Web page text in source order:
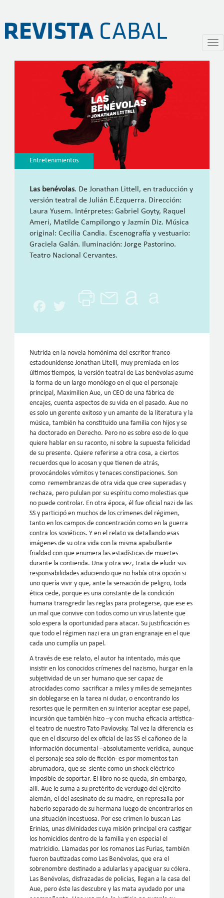
Pasar
contenido
Las benévolas
Entretenimientos
Las benévolas. De Jonathan Littell, en traducción y
versión teatral de Julián E.Ezquerra. Dirección:
Laura Yusem. Intérpretes: Gabriel Goyty, Raquel
Ameri, Matilde Campilongo y Jazmín Diz. Música
original: Cecilia Candia. Escenografía y vestuario:
Graciela Galán. Iluminación: Jorge Pastorino.
Teatro Nacional Cervantes.
Facebook
Twitter
Nutrida en la novela homónima del escritor franco-
estadounidense Jonathan Litelll, muy premiada en los
últimos tiempos, la versión teatral de Las benévolas asume
la forma de un largo monólogo en el que el personaje
principal, Maximilien Aue, un CEO de una fábrica de
encajes, cuenta aspectos de su vida en el pasado. Aue no
es solo un gerente exitoso y un amante de la literatura y la
música, también ha constituido una familia con hijos y se
ha doctorado en Derecho. Pero no es sobre eso de lo que
quiere hablar en su raconto, ni sobre la supuesta felicidad
de su presente. Quiere referirse a otra cosa, a ciertos
recuerdos que lo acosan y que tienen de atrás,
provocándoles vómitos y tenaces constipaciones. Son
como remembranzas de otra vida que cree superadas y
rechaza, pero pululan por su espíritu como molestias que
no puede controlar. En otra época, él fue oficial nazi de las
SS y participó en muchos de los crímenes del régimen,
tanto en los campos de concentración como en la guerra
contra los soviéticos. Y en el relato va detallando esas
imágenes de su otra vida con la misma apabullante
frialdad con que enumera las estadísticas de muertes
durante la contienda. Una y otra vez, trata de eludir sus
responsabilidades aduciendo que no había otra opción si
uno quería vivir y que, ante la sensación de peligro, toda
ética cede, porque es una constante de la condición
humana transgredir las reglas para protegerse, que ese es
un mal que convive con todos como un virus latente que
solo espera la oportunidad para atacar. Su justificación es
que todo el régimen nazi era un gran engranaje en el que
cada uno cumplía un papel.
A través de ese relato, el autor ha intentado, más que
insistir en los conocidos crímenes del nazismo, hurgar en la
subjetividad de un ser humano que ser capaz de
atrocidades como sacrificar a miles y miles de semejantes
sin doblegarse en la tarea ni dudar, o encontrando los
resortes que le permiten en su interior aceptar ese papel,
incursión que también hizo –y con mucha eficacia artística-
el teatro de nuestro Tato Pavlovsky. Tal vez la diferencia es
que en el discurso del ex oficial de las SS el cañoneo de la
información documental –absolutamente verídica, aunque
el personaje sea solo de ficción- es por momentos tan
abrumadora, que se siente como un shock eléctrico
imposible de soportar. El libro no se queda, sin embargo,
allí. Aue le suma a su pretérito de verdugo del ejército
alemán, el del asesinato de su madre, en represalia por
haberlo separado de su hermana luego de encontrarlos en
una situación incestuosa. Por ese crimen lo buscan Las
Erinias, unas divinidades cuya misión principal era castigar
los homicidios dentro de la familia y en especial el
matricidio. Llamadas por los romanos Las Furias, también
fueron bautizadas como Las Benévolas, que era el
sobrenombre destinado a adularlas y apaciguar su cólera.
Las Benévolas, disfrazadas de policías, llegan a la casa del
Aue, pero éste las descubre y las mata ayudado por una